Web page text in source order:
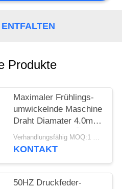
Produkte
Maximaler Frühlings-
umwickelnde Maschine
Draht Diamater 4.0mm
mit drei bis fünf Äxten Verhandlungsfähig MOQ:1 Satz
KONTAKT
50HZ Druckfeder-